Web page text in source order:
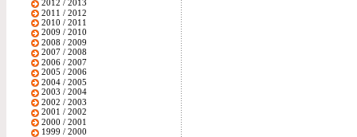
2012 / 2013
2011 / 2012
2010 / 2011
2009 / 2010
2008 / 2009
2007 / 2008
2006 / 2007
2005 / 2006
2004 / 2005
2003 / 2004
2002 / 2003
2001 / 2002
2000 / 2001
1999 / 2000